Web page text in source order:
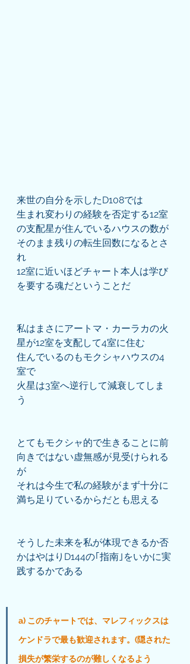
来世の自分を示したD108では
生まれ変わりの経験を否定する12室
の支配星が住んでいるハウスの数が
そのまま残りの転生回数になるとさ
れ
12室に近いほどチャート本人は学び
を要する魂だということだ
私はまさにアートマ・カーラカの火
星が12室を支配して4室に住む
住んでいるのもモクシャハウスの4
室で
火星は3室へ逆行して減衰してしま
う
とてもモクシャ的で生きることに前
向きではない虚無感が見受けられる
が
それは今生で私の経験がまず十分に
満ち足りているからだとも思える
そうした未来を私が体現できるか否
かはやはりD144の｢指南｣をいかに実
践するかである
a) このチャートでは、マレフィックスは
ケンドラで最も歓迎されます。(隠された
損失が繁栄するのが難しくなるよう